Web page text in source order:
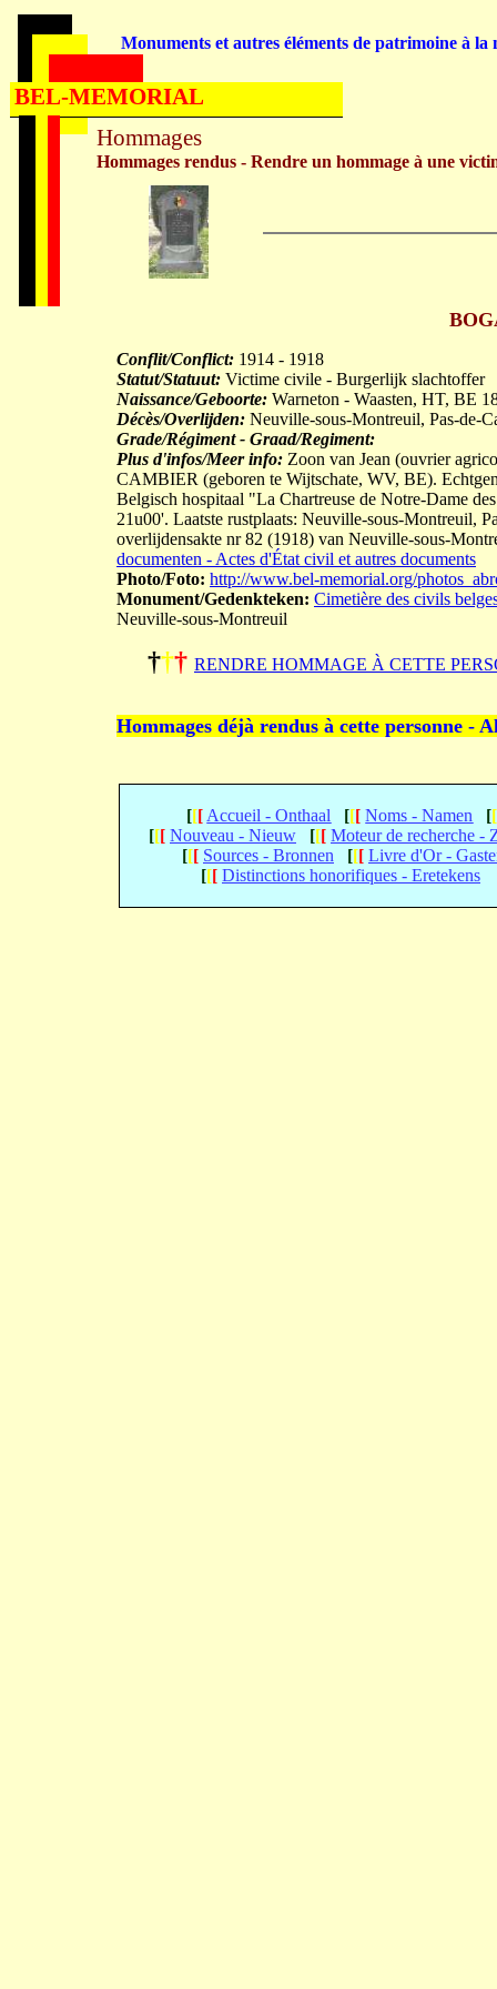
Conflit/Conflict: 1914 - 1918
Statut/Statuut: Victime civile - Burgerlijk slachtoffer
Naissance/Geboorte: Warneton - Waasten, HT, BE
Décès/Overlijden: Neuville-sous-Montreuil, Pas-de-
Grade/Régiment - Graad/Regiment:
Plus d'infos/Meer info: Zoon van Jean (ouvrier
CAMBIER (geboren te Wijtschate, WV, BE).
Belgisch hospitaal "La Chartreuse de Notre-Dame
21u00'. Laatste rustplaats: Neuville-sous-Montreuil,
overlijdensakte nr 82 (1918) van Neuville-sous-
documenten - Actes d'État civil et autres documents
Photo/Foto: http://www.bel-memorial.org/
Monument/Gedenkteken: Cimetière des civils
Neuville-sous-Montreuil
††† RENDRE HOMMAGE À CETTE
Hommages déjà rendus à cette personne -
[[[ Accueil - Onthaal [[[ Noms - Namen [[
[[[ Nouveau - Nieuw [[[ Moteur de recherche -
[[[ Sources - Bronnen [[[ Livre d'Or -
[[[ Distinctions honorifiques - Eretekens
Hommages
Hommages rendus - Rendre un hommage à une
Monuments et autres éléments de patrimoine à la
BEL-MEMORIAL